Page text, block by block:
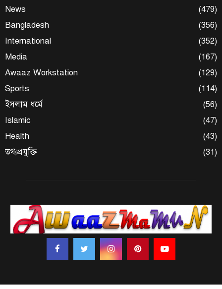
News
(479)
Bangladesh
(356)
International
(352)
Media
(167)
Awaaz Workstation
(129)
Sports
(114)
ইসলাম ধর্মে
(56)
Islamic
(47)
Health
(43)
তথ্যপ্রযুক্তি
(31)